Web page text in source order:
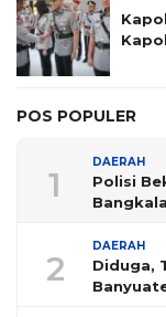
POS POPULER
1
DAERAH
Polisi
2
DAERAH
Diduga,